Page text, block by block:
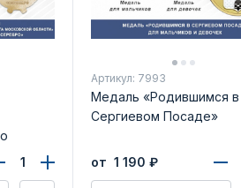
Артикул: 7993
Медаль «Родившимся в
Сергиевом Посаде»
от 1 190 ₽